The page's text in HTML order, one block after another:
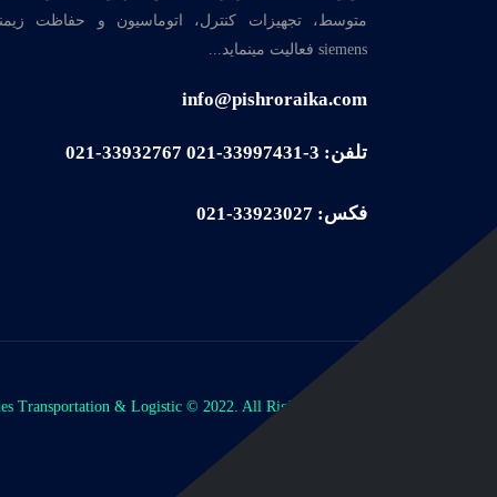
متوسط، تجهیزات کنترل، اتوماسیون و حفاظت
siemens فعالیت مینماید...
info@pishroraika.com
تلفن: 3-33997431-021 33932767-021
فکس: 33923027-021
Transportation & Logistic © 2022. All Rights Reserved.